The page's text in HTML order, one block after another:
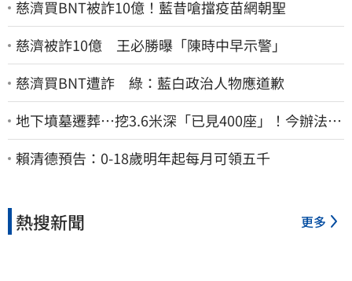
慈濟買BNT被詐10億！藍昔嗆擋疫苗網朝聖
慈濟被詐10億 王必勝曝「陳時中早示警」
慈濟買BNT遭詐 綠：藍白政治人物應道歉
地下墳墓遷葬…挖3.6米深「已見400座」！今辦法會
安撫祖先
賴清德預告：0-18歲明年起每月可領五千
熱搜新聞 更多